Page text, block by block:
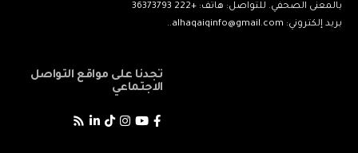
بالمعنى الصحفي. للتواصل: هاتف: +222 36373793
بريد إلكتروني: alhaqaiqinfo@gmail.com..
تجدنا على مواقع التواصل
الاجتماعي